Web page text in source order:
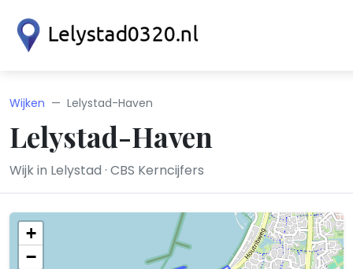
Wijken Lelystad-Haven
Lelystad-Haven
Wijk in Lelystad · CBS Kerncijfers
+
−